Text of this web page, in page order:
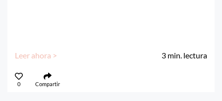
Leer ahora > 3 min. lectura
0 Compartir